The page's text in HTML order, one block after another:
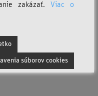
zakázať. Viac o
súborov cookies